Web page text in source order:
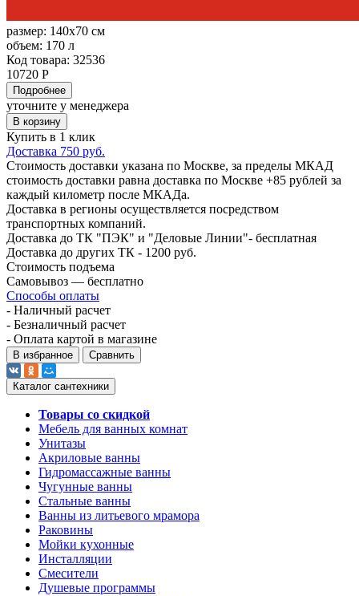
размер: 140x70 см
объем: 170 л
Код товара: 32536
10720 Р
Подробнее
уточните у менеджера
В корзину
Купить в 1 клик
Доставка 750 руб.
Стоимость доставки указана по Москве, за пределы МКАД
стоимость доставки равна доставка по Москве +85 рублей за
каждый километр после МКАДа.
Доставка в регионы осуществляется посредством
транспортных компаний.
Доставка до ТК "ПЭК" и "Деловые Линии"- бесплатная
Доставка до других ТК - 1200 руб.
Стоимость подъема
Самовывоз — бесплатно
Способы оплаты
- Наличный расчет
- Безналичный расчет
- Оплата картой в магазине
В избранное Сравнить
Каталог сантехники
Товары со скидкой
Мебель для ванных комнат
Унитазы
Акриловые ванны
Гидромассажные ванны
Чугунные ванны
Стальные ванны
Ванны из литьевого мрамора
Раковины
Мойки кухонные
Инсталляции
Смесители
Душевые программы